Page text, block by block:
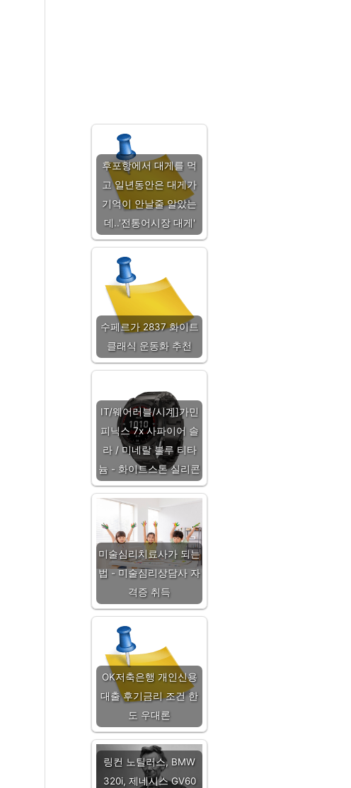
후포항에서 대게를 먹
고 일년동안은 대게가
기억이 안날줄 알았는
데..'전통어시장 대게'
수페르가 2837 화이트
클래식 운동화 추천
IT/웨어러블/시계]가민
피닉스 7x 사파이어 솔
라 / 미네랄 블루 티타
늄 - 화이트스톤 실리콘
미술심리치료사가 되는
법 - 미술심리상담사 자
격증 취득
OK저축은행 개인신용
대출 후기금리 조건 한
도 우대론
링컨 노틸러스, BMW
320i, 제네시스 GV60